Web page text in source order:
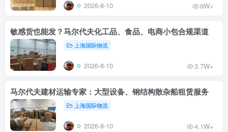
2026-8-10 9W+
敏感货也能发？马尔代夫化工品、食品、电商小包合规渠道
上海国际物流
2026-8-10 3.7W+
马尔代夫建材运输专家：大型设备、钢结构散杂船租赁服务
上海国际物流
2026-8-10 4.1W+